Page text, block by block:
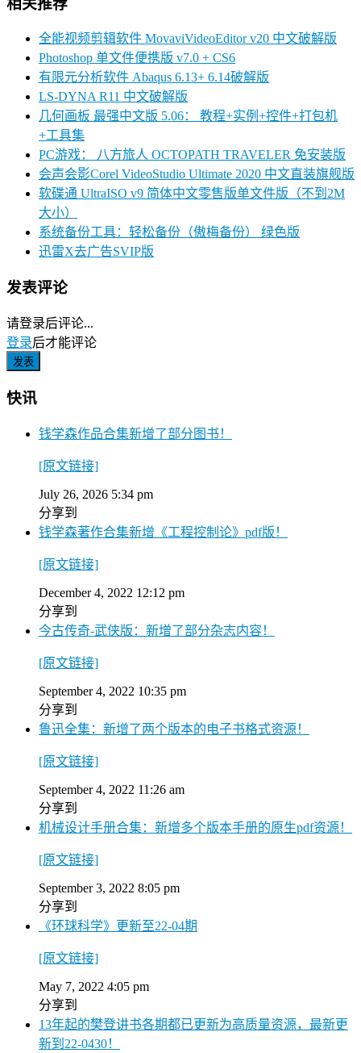
全能视频剪辑软件 MovaviVideoEditor v20 中文破解版
Photoshop 单文件便携版 v7.0 + CS6
有限元分析软件 Abaqus 6.13+ 6.14破解版
LS-DYNA R11 中文破解版
几何画板 最强中文版 5.06： 教程+实例+控件+打包机
+工具集
PC游戏： 八方旅人 OCTOPATH TRAVELER 免安装版
会声会影Corel VideoStudio Ultimate 2020 中文直装旗舰版
软碟通 UltraISO v9 简体中文零售版单文件版（不到2M
大小）
系统备份工具：轻松备份（傲梅备份） 绿色版
迅雷X去广告SVIP版
发表评论
请登录后评论...
登录后才能评论
快讯
钱学森作品合集新增了部分图书！
[原文链接]
July 26, 2026 5:34 pm
分享到
钱学森著作合集新增《工程控制论》pdf版！
[原文链接]
December 4, 2022 12:12 pm
分享到
今古传奇-武侠版：新增了部分杂志内容！
[原文链接]
September 4, 2022 10:35 pm
分享到
鲁迅全集：新增了两个版本的电子书格式资源！
[原文链接]
September 4, 2022 11:26 am
分享到
机械设计手册合集：新增多个版本手册的原生pdf资源！
[原文链接]
September 3, 2022 8:05 pm
分享到
《环球科学》更新至22-04期
[原文链接]
May 7, 2022 4:05 pm
分享到
13年起的樊登讲书各期都已更新为高质量资源，最新更
新到22-0430！